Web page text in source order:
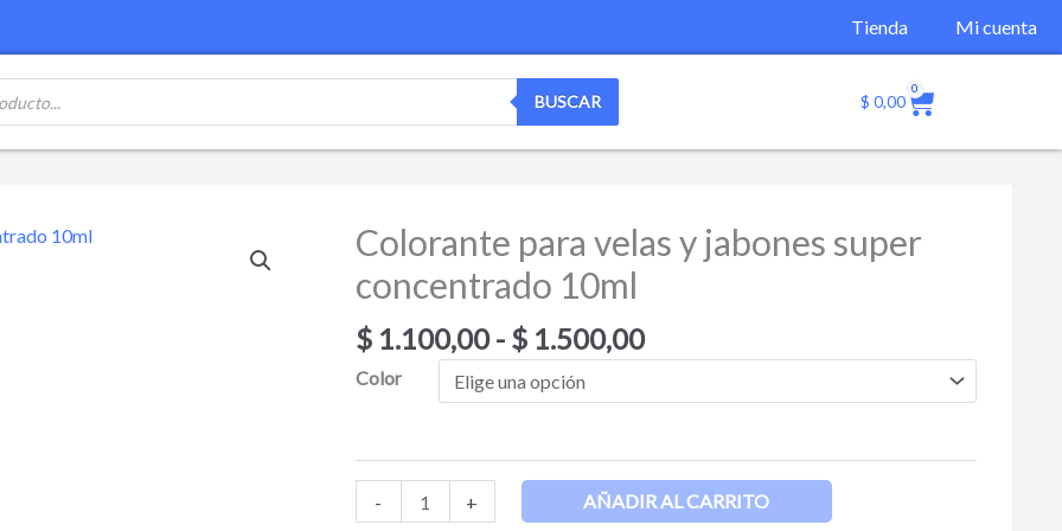
Tienda Mi cuenta
BUSCAR $ 0,00
0
Cart
Colorante para velas y jabones super
concentrado 10ml
$1.100,00 - $1.500,00
Rango
de
desde
$ 1.100,00
$ 1.500,00
Color
-
Colorante
para
velas
y
jabones
super
+
AÑADIR AL CARRITO